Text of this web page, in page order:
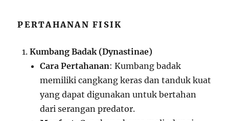
PERTAHANAN FISIK
Kumbang Badak (Dynastinae)
Cara Pertahanan: Kumbang badak
memiliki cangkang keras dan tanduk kuat
yang dapat digunakan untuk bertahan
dari serangan predator.